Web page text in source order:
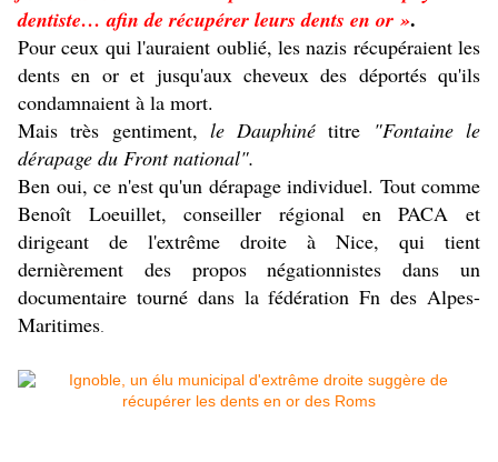
dentiste… afin de récupérer leurs dents en or ».
Pour ceux qui l'auraient oublié, les nazis récupéraient les
dents en or et jusqu'aux cheveux des déportés qu'ils
condamnaient à la mort.
Mais très gentiment, le Dauphiné titre "Fontaine le
dérapage du Front national".
Ben oui, ce n'est qu'un dérapage individuel. Tout comme
Benoît Loeuillet, conseiller régional en PACA et
dirigeant de l'extrême droite à Nice, qui tient
dernièrement des propos négationnistes dans un
documentaire tourné dans la fédération Fn des Alpes-
Maritimes